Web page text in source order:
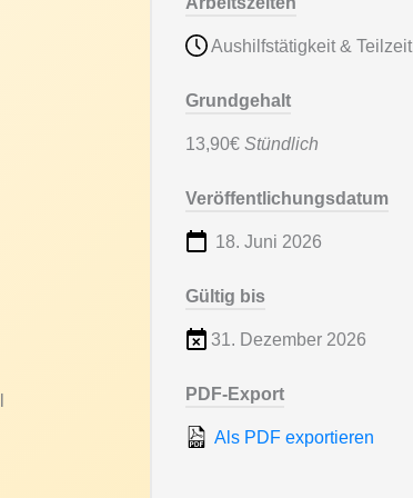
Aushilfstätigkeit & Teilzeit
Grundgehalt
13,90€ Stündlich
Veröffentlichungsdatum
18. Juni 2026
Gültig bis
31. Dezember 2026
PDF-Export
Als PDF exportieren